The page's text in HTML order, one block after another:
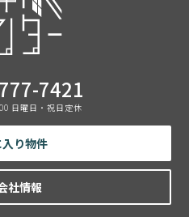
7421
日曜日・祝日定休
り物件
社情報